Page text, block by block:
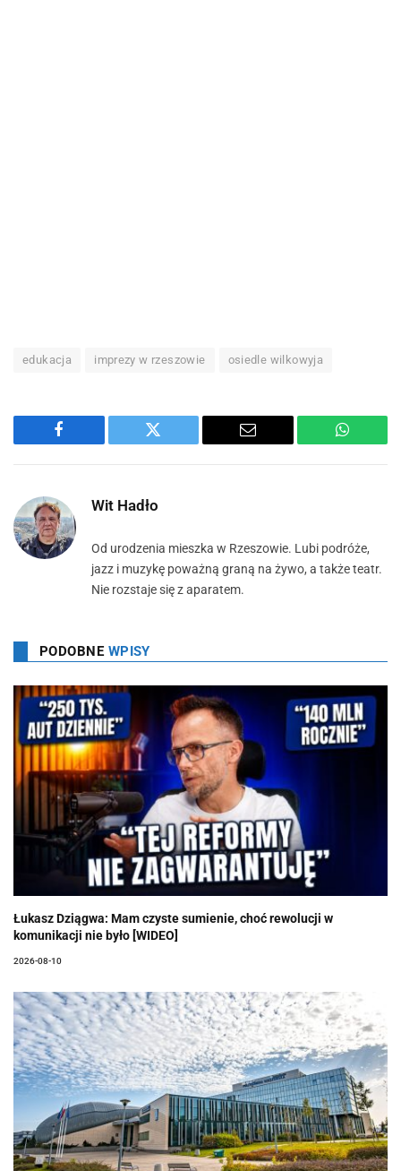
edukacja imprezy w rzeszowie osiedle wilkowyja
Facebook Twitter Email
Wit Hadło
Od urodzenia mieszka w Rzeszowie. Lubi podróże,
jazz i muzykę poważną graną na żywo, a także teatr.
Nie rozstaje się z aparatem.
PODOBNE WPISY
Łukasz Dziągwa: Mam czyste sumienie, choć rewolucji w
komunikacji nie było [WIDEO]
2026-08-10